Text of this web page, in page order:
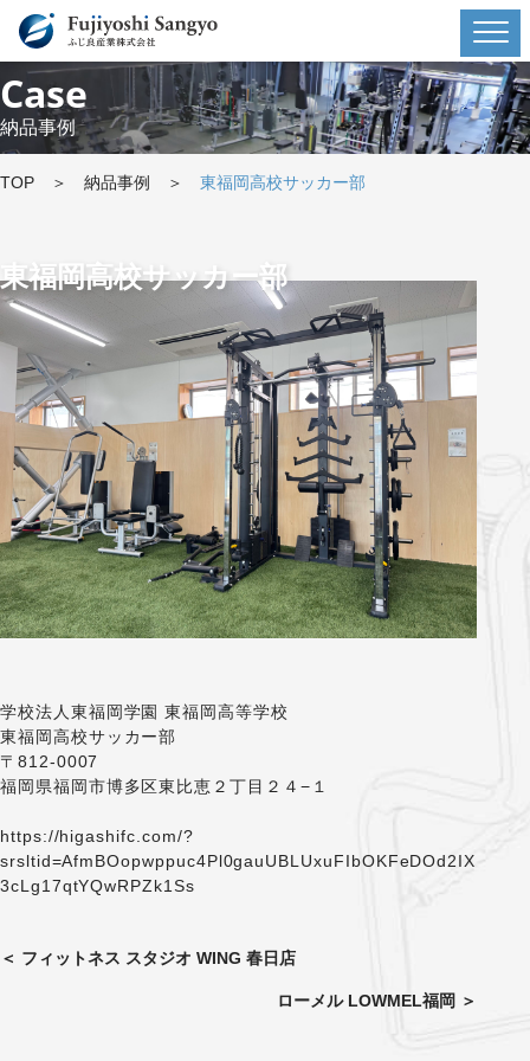
Case
納品事例
TOP ＞ 納品事例 ＞ 東福岡高校サッカー部
東福岡高校サッカー部
学校法人東福岡学園 東福岡高等学校
東福岡高校サッカー部
〒812-0007
福岡県福岡市博多区東比恵２丁目２４−１
https://higashifc.com/?
srsltid=AfmBOopwppuc4Pl0gauUBLUxuFIbOKFeDOd2IX
3cLg17qtYQwRPZk1Ss
＜ フィットネス スタジオ WING 春日店
ローメル LOWMEL福岡 ＞